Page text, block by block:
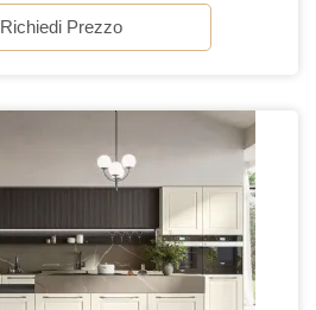
Richiedi Prezzo